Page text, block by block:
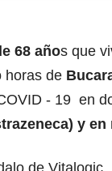
68 años que
horas de
- 19 en
y en
de Vitalogic